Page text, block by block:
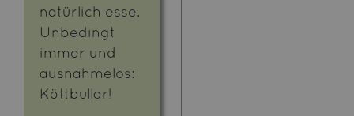
na­tür­lich esse.
Un­be­dingt
immer und
aus­nah­me­los:
Kött­bull­ar!